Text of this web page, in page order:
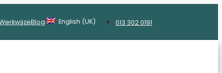
Blog English (UK) 013 302 0191